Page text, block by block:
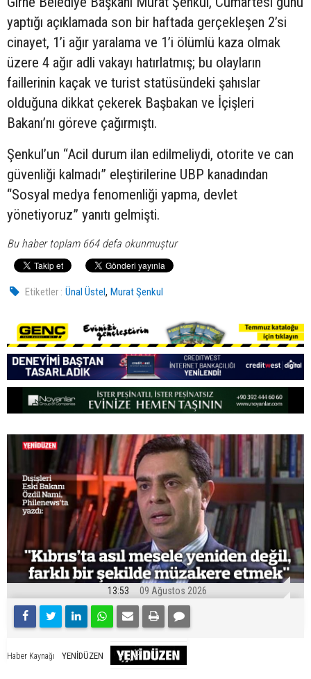
yaptığı açıklamada son bir haftada gerçekleşen 2’si
cinayet, 1’i ağır yaralama ve 1’i ölümlü kaza olmak
üzere 4 ağır adli vakayı hatırlatmış; bu olayların
faillerinin kaçak ve turist statüsündeki şahıslar
olduğuna dikkat çekerek Başbakan ve İçişleri
Bakanı’nı göreve çağırmıştı.
Şenkul’un “Acil durum ilan edilmeliydi, otorite ve can
güvenliği kalmadı” eleştirilerine UBP kanadından
“Sosyal medya fenomenliği yapma, devlet
yönetiyoruz” yanıtı gelmişti.
Bu haber toplam 664 defa okunmuştur
Etiketler : Ünal Üstel,Murat Şenkul
13:53 09 Ağustos 2026
Haber Kaynağı YENİDÜZEN